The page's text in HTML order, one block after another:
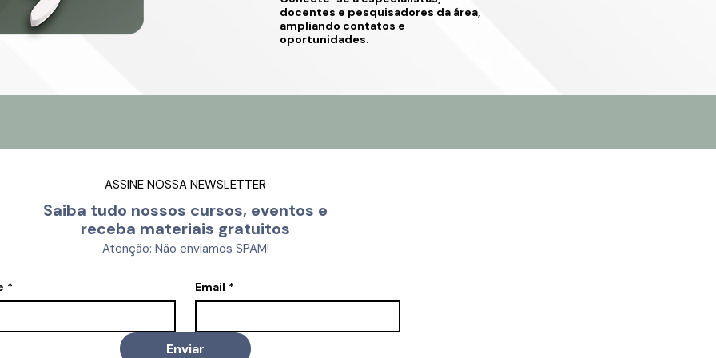
docentes e pesquisadores da área,
ampliando contatos e
oportunidades.
ASSINE NOSSA NEWSLETTER
Saiba tudo nossos cursos, eventos e
receba materiais gratuitos
Atenção: Não enviamos SPAM!
* Email *
Enviar